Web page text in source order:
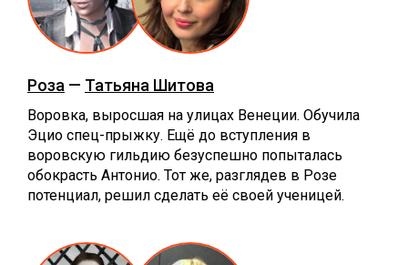
Роза — Татьяна Шитова
Воровка, выросшая на улицах Венеции. Обучила
Эцио спец-прыжку. Ещё до вступления в
воровскую гильдию безуспешно попыталась
обокрасть Антонио. Тот же, разглядев в Розе
потенциал, решил сделать её своей ученицей.